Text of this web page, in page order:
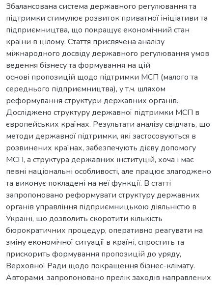
Збалансована система державного регулювання та
підтримки стимулює розвиток приватної ініціативи та
підприємництва, що покращує економічний стан
країни в цілому. Стаття присвячена аналізу
міжнародного досвіду державного регулювання умов
ведення бізнесу та формування на цій
основі пропозицій щодо підтримки МСП (малого та
середнього підприємництва), у т.ч. шляхом
реформування структури державних органів.
Досліджено структуру державної підтримки МСП в
європейських країнах. Результати аналізу свідчать, що
методи державної підтримки, які застосовуються в
розвинених країнах, забезпечують дієву допомогу
МСП, а структура державних інституцій, хоча і має
певні національні особливості, але працює злагоджено
та виконує покладені на неї функції. В статті
запропоновано реформувати структуру державних
органів управління підприємницькою діяльністю в
Україні, що дозволить скоротити кількість
бюрократичних процедур, оперативно реагувати на
зміну економічної ситуації в країні, спростить та
прискорить формування пропозицій до уряду,
Верховної Ради щодо покращення бізнес-клімату.
Авторами, запропоновано прелік заходів направлених